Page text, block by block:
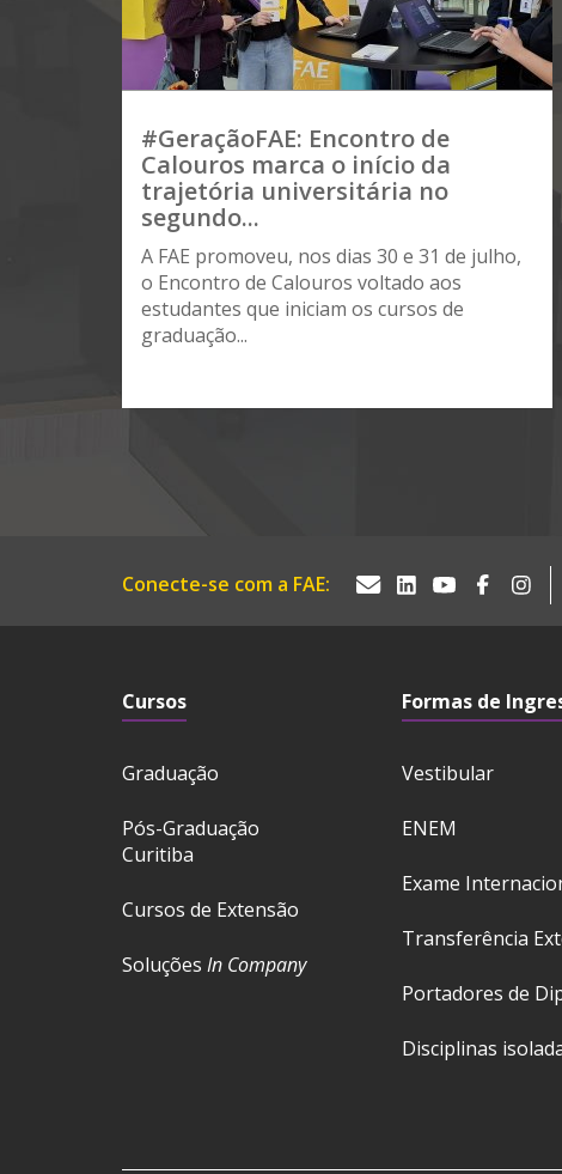
#GeraçãoFAE: Encontro de
Calouros marca o início da
trajetória universitária no
segundo...
A FAE promoveu, nos dias 30 e 31 de julho,
o Encontro de Calouros voltado aos
estudantes que iniciam os cursos de
graduação...
Conecte-se com a FAE:
Cursos
Graduação
Pós-Graduação
Curitiba
Cursos de Extensão
Soluções In Company
Formas de
Vestibular
ENEM
Exame
Transferência
Portadores de
Disciplinas